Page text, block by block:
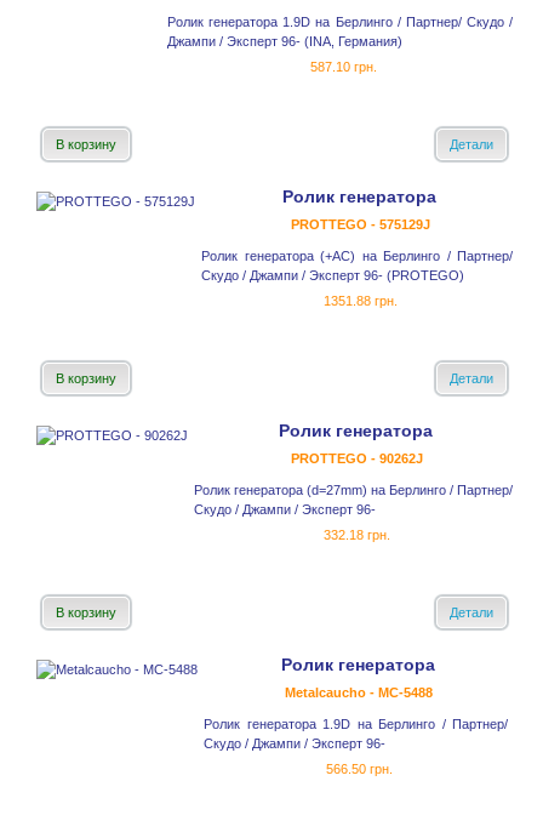
Ролик генератора 1.9D на Берлинго / Партнер/ Скудо /
Джампи / Эксперт 96- (INA, Германия)
587.10 грн.
В корзину Детали
Ролик генератора
PROTTEGO - 575129J
Ролик генератора (+AC) на Берлинго / Партнер/
Скудо / Джампи / Эксперт 96- (PROTEGO)
1351.88 грн.
В корзину Детали
Ролик генератора
PROTTEGO - 90262J
Ролик генератора (d=27mm) на Берлинго / Партнер/
Скудо / Джампи / Эксперт 96-
332.18 грн.
В корзину Детали
Ролик генератора
Metalcaucho - MC-5488
Ролик генератора 1.9D на Берлинго / Партнер/
Скудо / Джампи / Эксперт 96-
566.50 грн.